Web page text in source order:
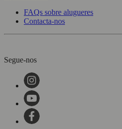
FAQs sobre alugueres
Contacta-nos
Segue-nos